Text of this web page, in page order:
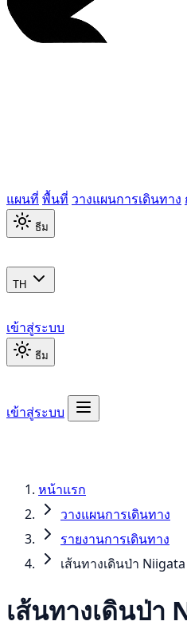
แผนที่ พื้นที่ วางแผนการเดินทาง
ธีม
TH
เข้าสู่ระบบ
ธีม
เข้าสู่ระบบ
หน้าแรก
วางแผนการเดินทาง
รายงานการเดินทาง
เส้นทางเดินป่า
เส้นทางเดินป่